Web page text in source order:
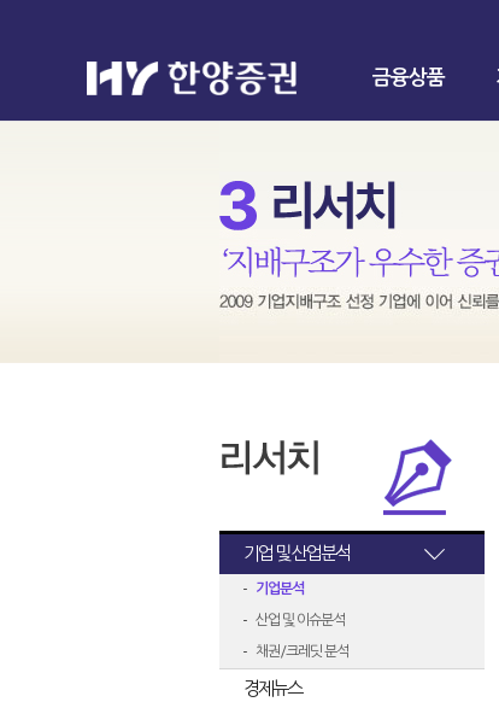
금융상품
기업 및 산업분석
기업분석
산업 및 이슈분석
채권/크레딧 분석
경제뉴스